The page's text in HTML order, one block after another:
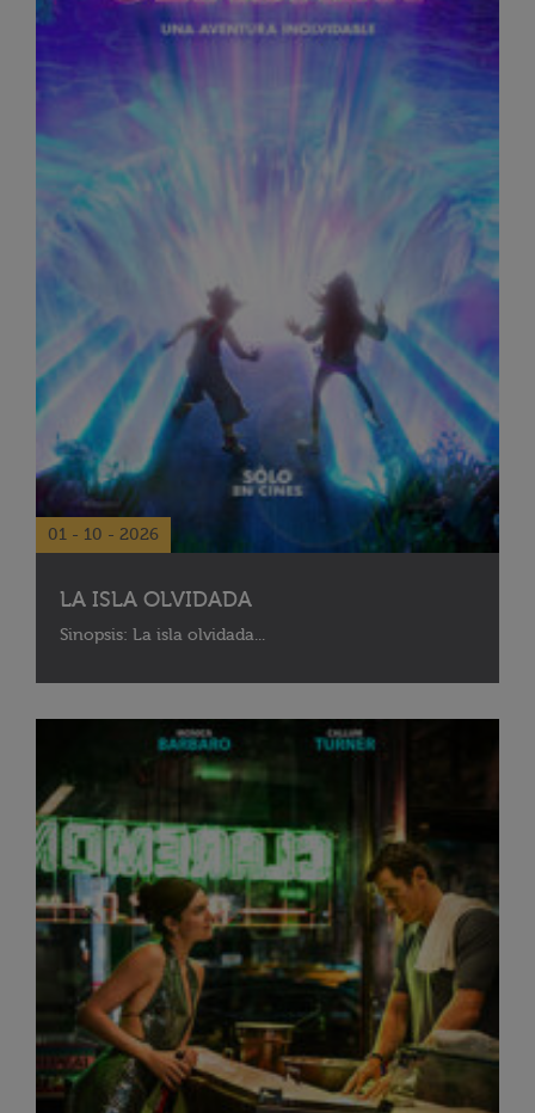
01 - 10 - 2026
LA ISLA OLVIDADA
Sinopsis: La isla olvidada...